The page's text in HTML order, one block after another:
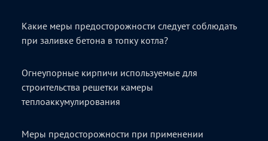
Какие меры предосторожности следует соблюдать
при заливке бетона в топку котла?
Огнеупорные кирпичи используемые для
строительства решетки камеры
теплоаккумулирования
Меры предосторожности при применении